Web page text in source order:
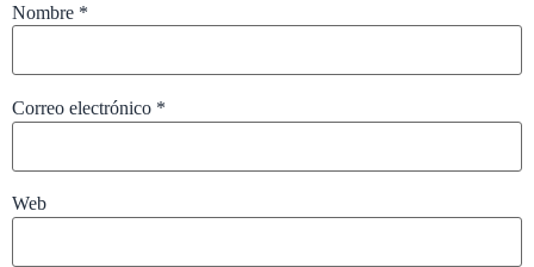
Nombre *
Correo electrónico *
Web